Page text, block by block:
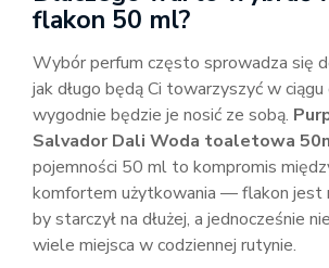
flakon 50 ml?
Wybór perfum często sprowadza się
jak długo będą Ci towarzyszyć w ciągu
wygodnie będzie je nosić ze sobą.
Salvador Dali Woda toaletowa
pojemności 50 ml to kompromis
komfortem użytkowania — flakon jest
by starczył na dłużej, a jednocześnie
wiele miejsca w codziennej rutynie.